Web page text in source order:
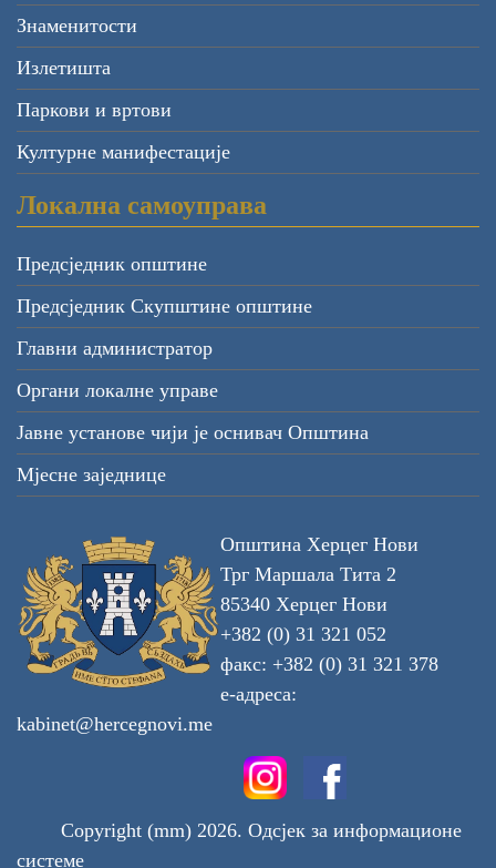
Знаменитости
Излетишта
Паркови и вртови
Културне манифестације
Локална самоуправа
Предсједник општине
Предсједник Скупштине општине
Главни администратор
Органи локалне управе
Јавне установе чији је оснивач Општина
Мјесне заједнице
Општина Херцег Нови
Трг Маршала Тита 2
85340 Херцег Нови
+382 (0) 31 321 052
факс: +382 (0) 31 321 378
е-адреса:
kabinet@hercegnovi.me
Copyright (mm) 2026. Одсјек за информационе
системе